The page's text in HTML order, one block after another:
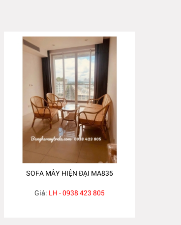
SOFA MÂY HIỆN ĐẠI MA835
Giá: LH - 0938 423 805